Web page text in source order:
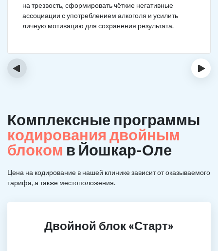
на трезвость, сформировать чёткие негативные
ассоциации с употреблением алкоголя и усилить
личную мотивацию для сохранения результата.
‹ ›
Комплексные программы
кодирования двойным
блоком в Йошкар-Оле
Цена на кодирование в нашей клинике зависит от оказываемого
тарифа, а также местоположения.
Двойной блок «Старт»